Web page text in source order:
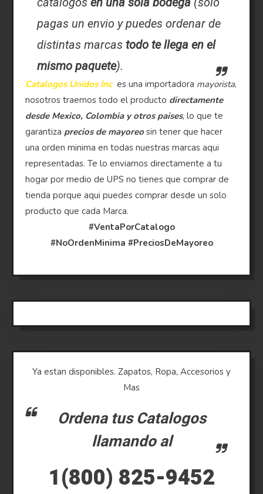
pagas un envio y puedes ordenar de
distintas marcas todo te llega en el
mismo paquete).
Catalogos Unidos Inc es una importadora mayorista,
nosotros traemos todo el producto directamente
desde Mexico, Colombia y otros paises, lo que te
garantiza precios de mayoreo sin tener que hacer
una orden minima en todas nuestras marcas aqui
representadas. Te lo enviamos directamente a tu
hogar por medio de UPS no tienes que comprar de
tienda porque aqui puedes comprar desde un solo
producto que cada Marca.
#VentaPorCatalogo
#NoOrdenMinima #PreciosDeMayoreo
Ya estan disponibles. Zapatos, Ropa, Accesorios y
Mas
Ordena tus Catalogos
llamando al
1(800) 825-9452